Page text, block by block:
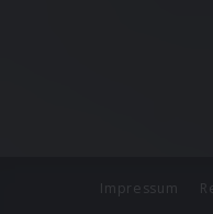
Impressum